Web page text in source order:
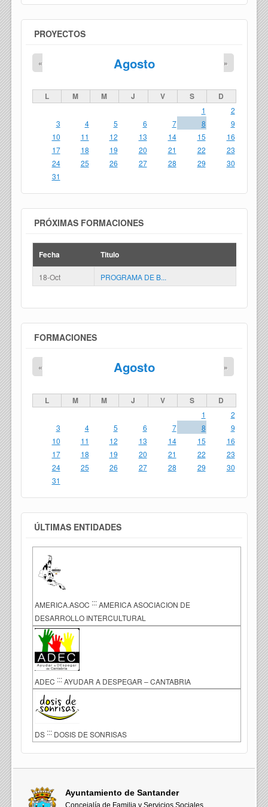
PROYECTOS
Agosto
« »
L M M J V S D
1
2
3
4 5 6 7 8
9
10
11 12 13 14 15
16
17
18 19 20 21 22
23
24
25 26 27 28 29
30
31
PRÓXIMAS FORMACIONES
Fecha Titulo
18-Oct PROGRAMA DE B...
FORMACIONES
Agosto
« »
L M M J V S D
1
2
3
4 5 6 7 8
9
10
11 12 13 14 15
16
17
18 19 20 21 22
23
24
25 26 27 28 29
30
31
ÚLTIMAS ENTIDADES
AMERICA.ASOC ::: AMERICA ASOCIACION DE
DESARROLLO INTERCULTURAL
ADEC ::: AYUDAR A DESPEGAR – CANTABRIA
DS ::: DOSIS DE SONRISAS
Ayuntamiento de Santander
Concejalía de Familia y Servicios Sociales